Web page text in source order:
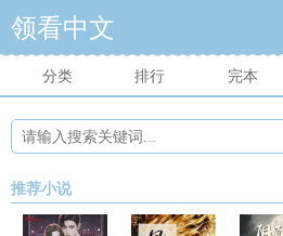
领看中文
分类 排行 完本
推荐小说